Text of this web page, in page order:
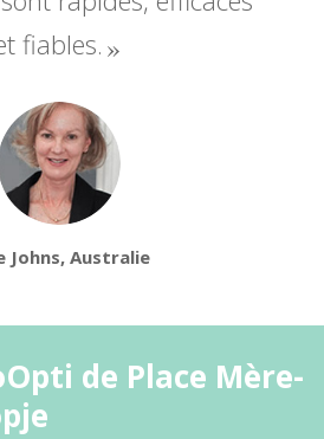
fiables.
Johns, Australie
de Place Mère-